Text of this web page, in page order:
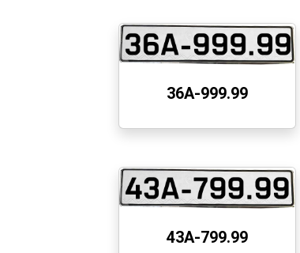
36A-999.99
43A-799.99